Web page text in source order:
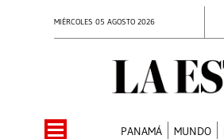
MIÉRCOLES 05 AGOSTO 2026
PANAMÁ MUNDO